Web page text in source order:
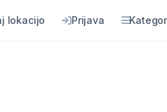
lokacijo Prijava